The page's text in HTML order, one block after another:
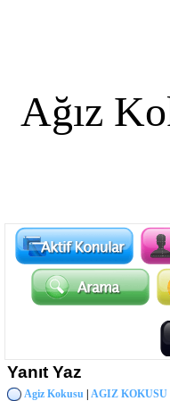
Ağız
Yanıt Yaz
Agiz Kokusu| AGIZ KOKUSU